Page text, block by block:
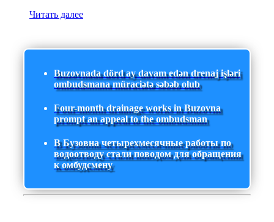
Читать далее
Buzovnada dörd ay davam edən drenaj işləri
ombudsmana müraciətə səbəb olub
Four-month drainage works in Buzovna
prompt an appeal to the ombudsman
В Бузовна четырехмесячные работы по
водоотводу стали поводом для обращения
к омбудсмену